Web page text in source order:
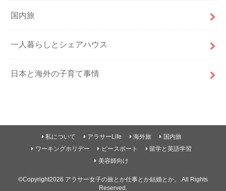
国内旅
一人暮らしとシェアハウス
日本と海外の子育て事情
私について アラサーLife 海外旅
国内旅
ワーキングホリデー
ピースボート
留学と英語学習
美容師向け
©Copyright2026 アラサー女子の旅とか仕事とか結婚とか。 .All Rights
Reserved.